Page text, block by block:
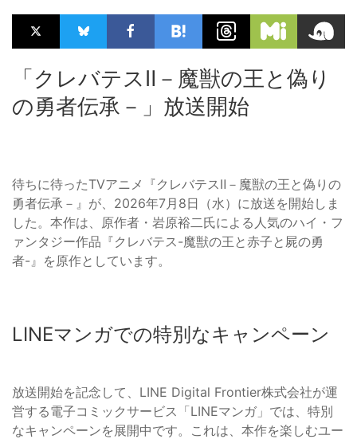
「クレバテスⅡ－魔獣の王と偽り
の勇者伝承－」放送開始
待ちに待ったTVアニメ『クレバテスⅡ－魔獣の王と偽りの
勇者伝承－』が、2026年7月8日（水）に放送を開始しま
した。本作は、原作者・岩原裕二氏による人気のハイ・フ
ァンタジー作品『クレバテス-魔獣の王と赤子と屍の勇
者-』を原作としています。
LINEマンガでの特別なキャンペーン
放送開始を記念して、LINE Digital Frontier株式会社が運
営する電子コミックサービス「LINEマンガ」では、特別
なキャンペーンを展開中です。これは、本作を楽しむユー